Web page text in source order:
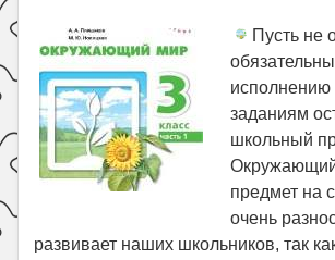
Пусть не
заданиям
школьный
предмет на
очень
развивает наших школьников, так